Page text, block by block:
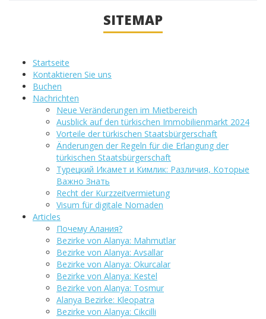
SITEMAP
Startseite
Kontaktieren Sie uns
Buchen
Nachrichten
Neue Veränderungen im Mietbereich
Ausblick auf den türkischen Immobilienmarkt 2024
Vorteile der türkischen Staatsbürgerschaft
Änderungen der Regeln für die Erlangung der
türkischen Staatsbürgerschaft
Турецкий Икамет и Кимлик: Различия, Которые
Важно Знать
Recht der Kurzzeitvermietung
Visum für digitale Nomaden
Articles
Почему Алания?
Bezirke von Alanya: Mahmutlar
Bezirke von Alanya: Avsallar
Bezirke von Alanya: Okurcalar
Bezirke von Alanya: Kestel
Bezirke von Alanya: Tosmur
Alanya Bezirke: Kleopatra
Bezirke von Alanya: Cikcilli